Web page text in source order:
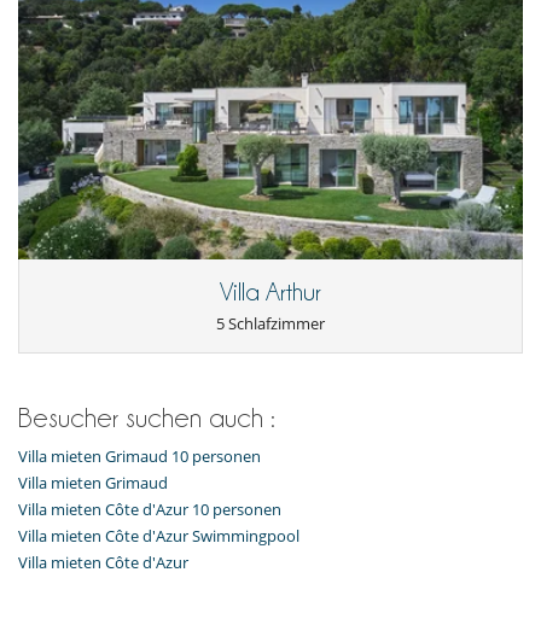
Villa Arthur
5 Schlafzimmer
Besucher suchen auch :
Villa mieten Grimaud 10 personen
Villa mieten Grimaud
Villa mieten Côte d'Azur 10 personen
Villa mieten Côte d'Azur Swimmingpool
Villa mieten Côte d'Azur